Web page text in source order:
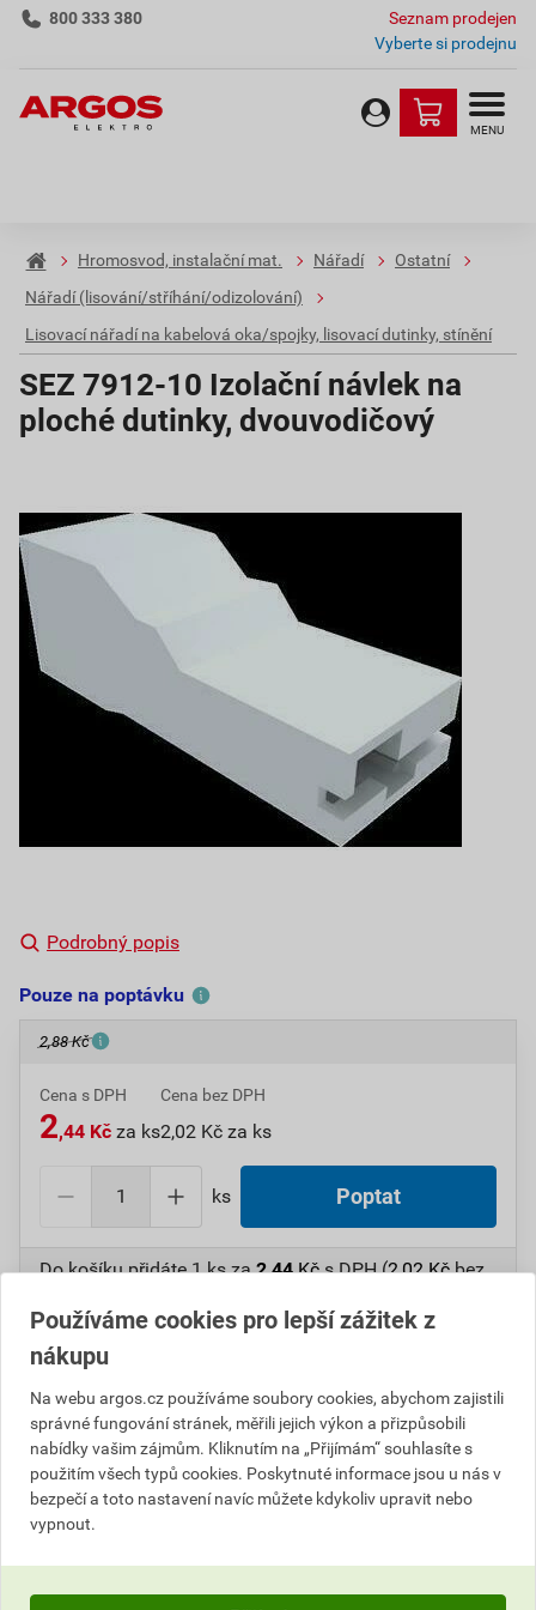
800 333 380
Seznam prodejen
Vyberte si prodejnu
MENU
Hromosvod, instalační mat. Nářadí
Ostatní
Nářadí (lisování/stříhání/odizolování)
Lisovací nářadí na kabelová oka/spojky, lisovací dutinky, stínění
SEZ 7912-10 Izolační návlek na
ploché dutinky, dvouvodičový
Podrobný popis
Pouze na poptávku
2,88 Kč
Cena s DPH
2,44 Kč za ks
Cena bez DPH
2,02 Kč za ks
ks Poptat
Do košíku přidáte1 ksza2,44Kčs DPH (2,02Kčbez
Číslo položky:
Popis
dvouvodičový
Používáme cookies pro lepší zážitek z
nákupu
Na webu argos.cz používáme soubory cookies, abychom zajistili
správné fungování stránek, měřili jejich výkon a přizpůsobili
nabídky vašim zájmům. Kliknutím na „Přijímám“ souhlasíte s
použitím všech typů cookies. Poskytnuté informace jsou u nás v
bezpečí a toto nastavení navíc můžete kdykoliv upravit nebo
vypnout.